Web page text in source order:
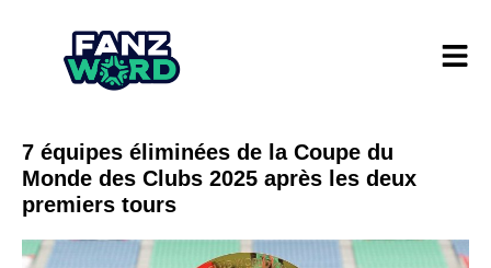
7 équipes éliminées de la Coupe du
Monde des Clubs 2025 après les deux
premiers tours